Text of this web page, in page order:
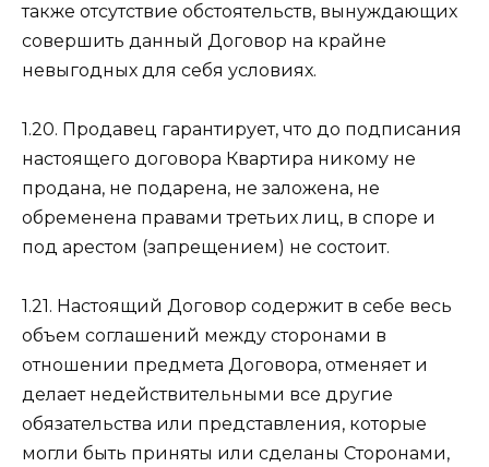
также отсутствие обстоятельств, вынуждающих
совершить данный Договор на крайне
невыгодных для себя условиях.
1.20. Продавец гарантирует, что до подписания
настоящего договора Квартира никому не
продана, не подарена, не заложена, не
обременена правами третьих лиц, в споре и
под арестом (запрещением) не состоит.
1.21. Настоящий Договор содержит в себе весь
объем соглашений между сторонами в
отношении предмета Договора, отменяет и
делает недействительными все другие
обязательства или представления, которые
могли быть приняты или сделаны Сторонами,